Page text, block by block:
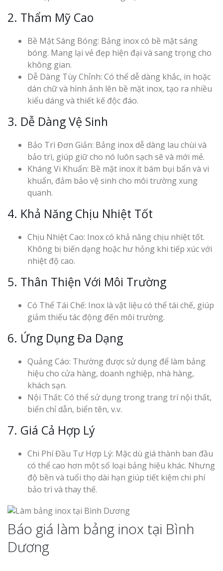
2. Thẩm Mỹ Cao
Bề Mặt Sáng Bóng: Bảng inox có bề mặt sáng
bóng. Mang lại vẻ đẹp hiện đại và sang trọng cho
không gian.
Dễ Dàng Tùy Chỉnh: Có thể dễ dàng khắc, in hoặc
dán chữ và hình ảnh lên bề mặt inox, tạo ra nhiều
kiểu dáng và thiết kế độc đáo.
3. Dễ Dàng Vệ Sinh
Bảo Trì Đơn Giản: Bảng inox dễ dàng lau chùi và
bảo trì, giúp giữ cho nó luôn sạch sẽ và mới mẻ.
Kháng Vi Khuẩn: Bề mặt inox ít bám bụi bẩn và vi
khuẩn, đảm bảo vệ sinh cho môi trường xung
quanh.
4. Khả Năng Chịu Nhiệt Tốt
Chịu Nhiệt Cao: Inox có khả năng chịu nhiệt tốt.
Không bị biến dạng hoặc hư hỏng khi tiếp xúc với
nhiệt độ cao.
5. Thân Thiện Với Môi Trường
Có Thể Tái Chế: Inox là vật liệu có thể tái chế, giúp
giảm thiểu tác động đến môi trường.
6. Ứng Dụng Đa Dạng
Quảng Cáo: Thường được sử dụng để làm bảng
hiệu cho cửa hàng, doanh nghiệp, nhà hàng,
khách sạn.
Nội Thất: Có thể sử dụng trong trang trí nội thất,
biển chỉ dẫn, biển tên, v.v.
7. Giá Cả Hợp Lý
Chi Phí Đầu Tư Hợp Lý: Mặc dù giá thành ban đầu
có thể cao hơn một số loại bảng hiệu khác. Nhưng
độ bền và tuổi thọ dài hạn giúp tiết kiệm chi phí
bảo trì và thay thế.
Báo giá làm bảng inox tại Bình
Dương